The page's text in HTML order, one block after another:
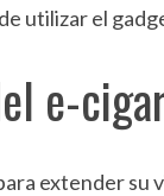
utilizar el
e-
extender su